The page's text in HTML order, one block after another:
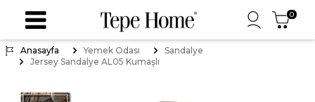
0
Anasayfa Yemek Odası
Sandalye
Jersey Sandalye AL05 Kumaşlı